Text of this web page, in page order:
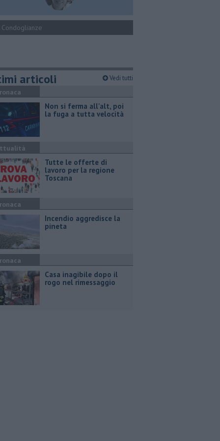
Condoglianze
articoli Vedi tutti
Non si ferma all'alt, poi
la fuga a tutta velocità
​Tutte le offerte di
lavoro per la regione
Toscana
Incendio aggredisce la
pineta
Casa inagibile dopo il
rogo nel rimessaggio